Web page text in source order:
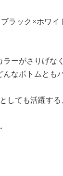
ラック×ホワ
ーがさりげな
なボトムとも
しても活躍す